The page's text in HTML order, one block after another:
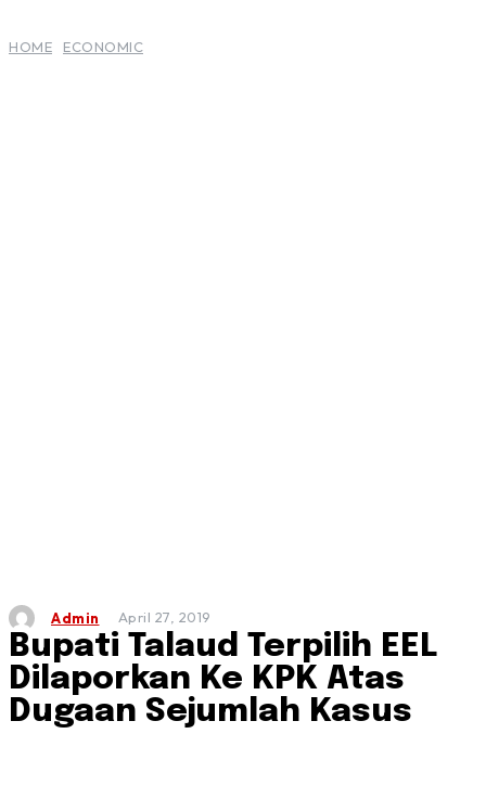
HOME ECONOMIC
Admin April 27, 2019
Bupati Talaud Terpilih EEL
Dilaporkan Ke KPK Atas
Dugaan Sejumlah Kasus